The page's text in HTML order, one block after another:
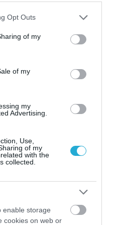
uses one or more Google
behaviour. You may click to
and its third-party tags to
purposes in below Google
Opt Outs
of my
of my
my
Advertising.
Use,
of my
with the
collected.
enable storage
cookies on web or
στη μακροζωία
τη νύχτα
για